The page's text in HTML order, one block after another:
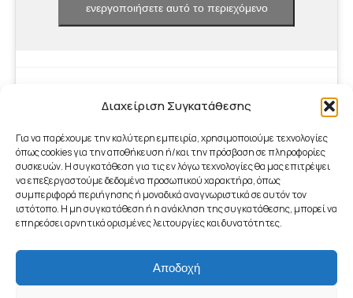
Διαχείριση Συγκατάθεσης
Για να παρέχουμε την καλύτερη εμπειρία, χρησιμοποιούμε τεχνολογίες
όπως cookies για την αποθήκευση ή/και την πρόσβαση σε πληροφορίες
συσκευών. Η συγκατάθεση για τις εν λόγω τεχνολογίες θα μας επιτρέψει
να επεξεργαστούμε δεδομένα προσωπικού χαρακτήρα, όπως
συμπεριφορά περιήγησης ή μοναδικά αναγνωριστικά σε αυτόν τον
ιστότοπο. Η μη συγκατάθεση ή η ανάκληση της συγκατάθεσης, μπορεί να
επηρεάσει αρνητικά ορισμένες λειτουργίες και δυνατότητες.
Αποδοχή
ενεργοποιήσετε αυτό το περιεχόμενο
footer_menu